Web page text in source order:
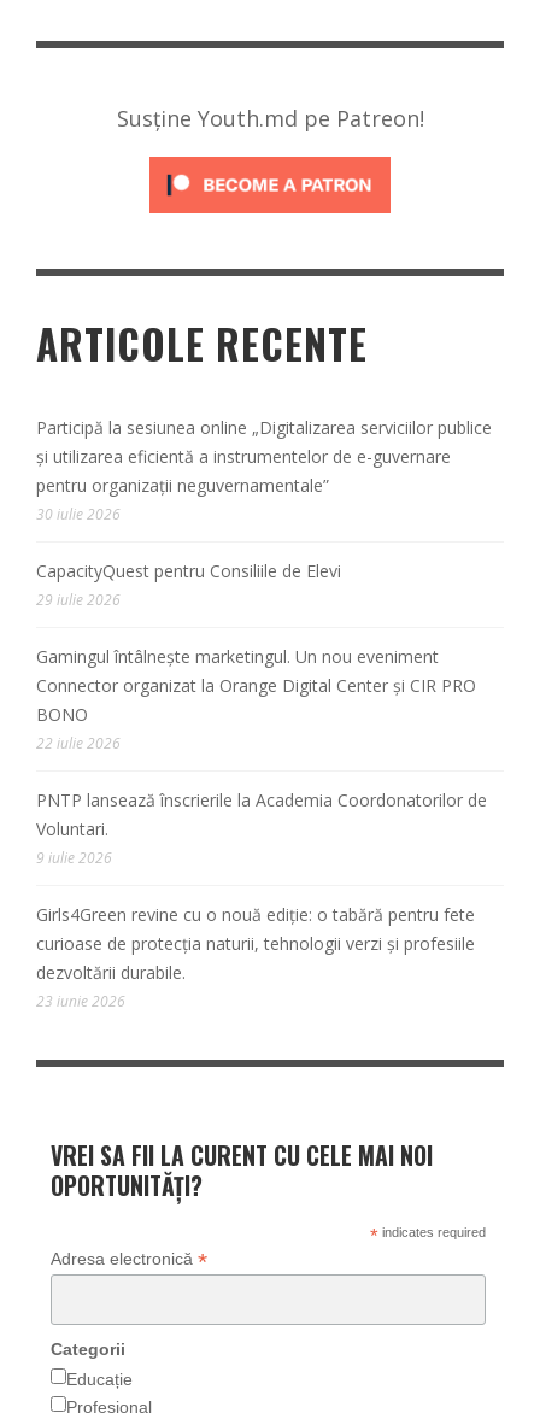
Susține Youth.md pe Patreon!
ARTICOLE RECENTE
Participă la sesiunea online „Digitalizarea serviciilor publice
și utilizarea eficientă a instrumentelor de e-guvernare
pentru organizații neguvernamentale”
30 iulie 2026
CapacityQuest pentru Consiliile de Elevi
29 iulie 2026
Gamingul întâlnește marketingul. Un nou eveniment
Connector organizat la Orange Digital Center și CIR PRO
BONO
22 iulie 2026
PNTP lansează înscrierile la Academia Coordonatorilor de
Voluntari.
9 iulie 2026
Girls4Green revine cu o nouă ediție: o tabără pentru fete
curioase de protecția naturii, tehnologii verzi și profesiile
dezvoltării durabile.
23 iunie 2026
VREI SA FII LA CURENT CU CELE MAI NOI
OPORTUNITĂȚI?
*indicates required
Adresa electronică *
Categorii
Educație
Profesional